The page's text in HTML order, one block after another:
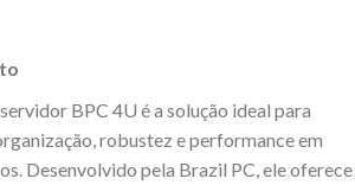
BPC 4U é a solução ideal para
robustez e performance em
Desenvolvido pela Brazil PC, ele oferece